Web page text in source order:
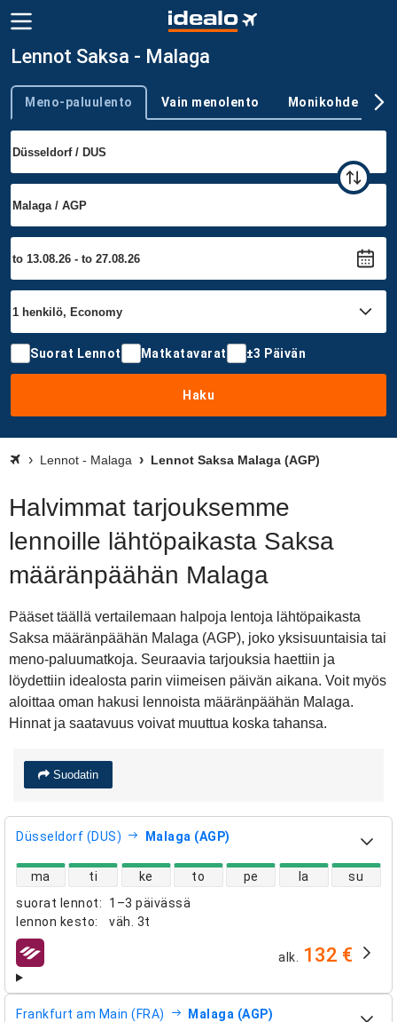
Lennot Saksa - Malaga
Trip type
Meno-paluulento Vain menolento Monikohde
Suorat Lennot Matkatavarat ±3 Päivän
Haku
Lennot - Malaga Lennot Saksa Malaga (AGP)
Halvimmat tarjouksemme
lennoille lähtöpaikasta Saksa
määränpäähän Malaga
Pääset täällä vertailemaan halpoja lentoja lähtöpaikasta
Saksa määränpäähän Malaga (AGP), joko yksisuuntaisia tai
meno-paluumatkoja. Seuraavia tarjouksia haettiin ja
löydettiin idealosta parin viimeisen päivän aikana. Voit myös
aloittaa oman hakusi lennoista määränpäähän Malaga.
Hinnat ja saatavuus voivat muuttua koska tahansa.
Suodatin
Düsseldorf (DUS) Malaga (AGP)
suorat lennot:
1–3 päivässä
lennon kesto: väh. 3t
suorien lentojen saatavuus
ma ti ke to pe la su
lentoyhtiöt alk. 132 €
Frankfurt am Main (FRA) Malaga (AGP)